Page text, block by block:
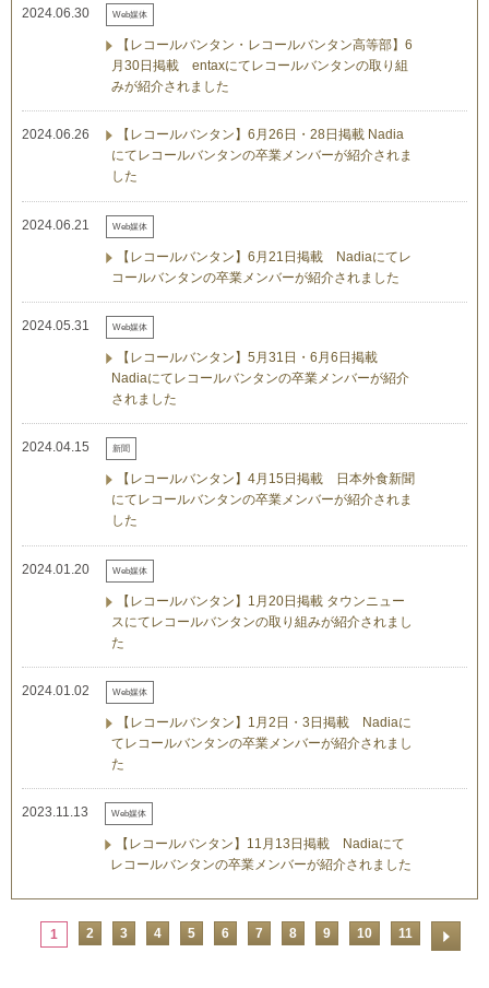
2024.06.30 Web媒体
【レコールバンタン・レコールバンタン高等部】6
月30日掲載 entaxにてレコールバンタンの取り組
みが紹介されました
2024.06.26
【レコールバンタン】6月26日・28日掲載 Nadia
にてレコールバンタンの卒業メンバーが紹介されま
した
2024.06.21 Web媒体
【レコールバンタン】6月21日掲載 Nadiaにてレ
コールバンタンの卒業メンバーが紹介されました
2024.05.31 Web媒体
【レコールバンタン】5月31日・6月6日掲載
Nadiaにてレコールバンタンの卒業メンバーが紹介
されました
2024.04.15 新聞
【レコールバンタン】4月15日掲載 日本外食新聞
にてレコールバンタンの卒業メンバーが紹介されま
した
2024.01.20 Web媒体
【レコールバンタン】1月20日掲載 タウンニュー
スにてレコールバンタンの取り組みが紹介されまし
た
2024.01.02 Web媒体
【レコールバンタン】1月2日・3日掲載 Nadiaに
てレコールバンタンの卒業メンバーが紹介されまし
た
2023.11.13 Web媒体
【レコールバンタン】11月13日掲載 Nadiaにて
レコールバンタンの卒業メンバーが紹介されました
1 2 3 4 5 6 7 8 9 10 11